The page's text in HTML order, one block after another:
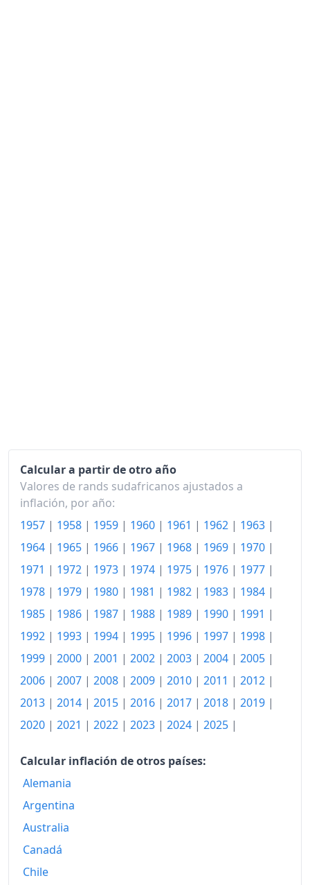
1992
1,542.62
1993
1,692.53
1994
1,843.81
1995
2,003.86
2,151.23
1997
2,336.19
1998
2,496.93
1999
2,626.31
2000
2,766.53
2001
2,924.27
2003
2004
2006
Calcular a partir de otro año
Valores de rands sudafricanos ajustados a
inflación, por año:
1957 | 1958 | 1959 | 1960 | 1961 | 1962 | 1963 |
1964 | 1965 | 1966 | 1967 | 1968 | 1969 | 1970 |
1971 | 1972 | 1973 | 1974 | 1975 | 1976 | 1977 |
1978 | 1979 | 1980 | 1981 | 1982 | 1983 | 1984 |
1985 | 1986 | 1987 | 1988 | 1989 | 1990 | 1991 |
1992 | 1993 | 1994 | 1995 | 1996 | 1997 | 1998 |
1999 | 2000 | 2001 | 2002 | 2003 | 2004 | 2005 |
2006 | 2007 | 2008 | 2009 | 2010 | 2011 | 2012 |
2013 | 2014 | 2015 | 2016 | 2017 | 2018 | 2019 |
2020 | 2021 | 2022 | 2023 | 2024 | 2025 |
Calcular inflación de otros países:
Alemania
Argentina
Australia
Canadá
Chile